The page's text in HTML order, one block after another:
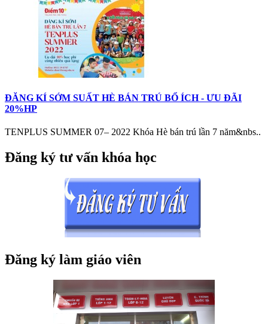
ĐĂNG KÍ SỚM SUẤT HÈ BÁN TRÚ BỔ ÍCH - ƯU ĐÃI
20%HP
TENPLUS SUMMER 07– 2022 Khóa Hè bán trú lần 7 năm&nbs..
Đăng ký tư vấn khóa học
Đăng ký làm giáo viên